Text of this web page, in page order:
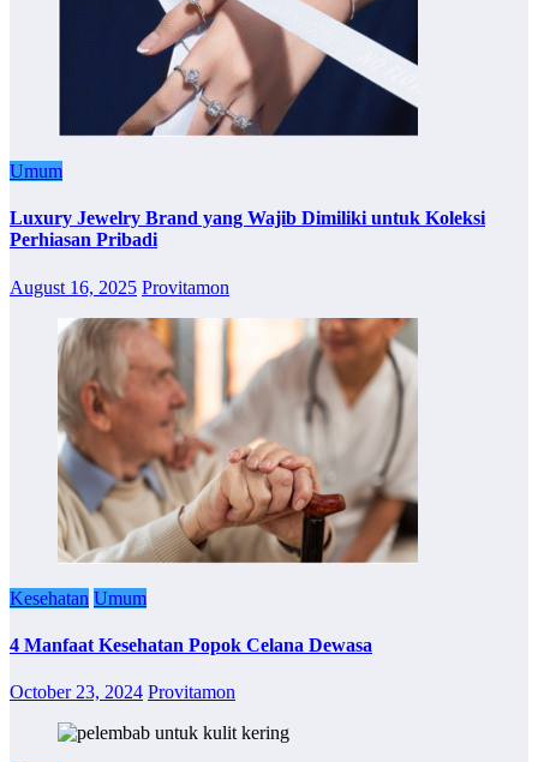
Umum
Luxury Jewelry Brand yang Wajib Dimiliki untuk Koleksi
Perhiasan Pribadi
August 16, 2025 Provitamon
Kesehatan Umum
4 Manfaat Kesehatan Popok Celana Dewasa
October 23, 2024 Provitamon